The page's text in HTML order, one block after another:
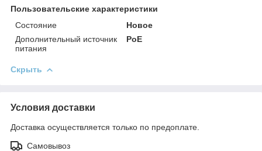
Пользовательские характеристики
Состояние
Новое
Дополнительный источник
питания
PoE
Скрыть
Условия доставки
Доставка осуществляется только по предоплате.
Самовывоз